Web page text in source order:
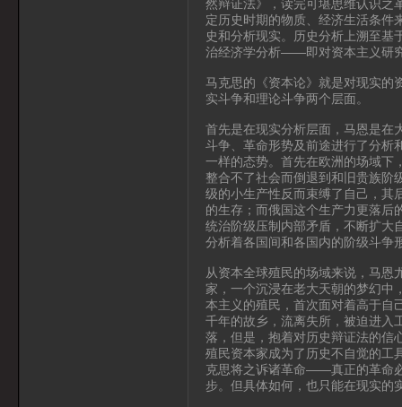
然辩证法》，读完可堪思维认识之
定历史时期的物质、经济生活条件
史和分析现实。历史分析上溯至基
治经济学分析——即对资本主义研
马克思的《资本论》就是对现实的
实斗争和理论斗争两个层面。
首先是在现实分析层面，马恩是在
斗争、革命形势及前途进行了分析
一样的态势。首先在欧洲的场域下
整合不了社会而倒退到和旧贵族阶
级的小生产性反而束缚了自己，其
的生存；而俄国这个生产力更落后
统治阶级压制内部矛盾，不断扩大
分析着各国间和各国内的阶级斗争
从资本全球殖民的场域来说，马恩
家，一个沉浸在老大天朝的梦幻中
本主义的殖民，首次面对着高于自
千年的故乡，流离失所，被迫进入
落，但是，抱着对历史辩证法的信
殖民资本家成为了历史不自觉的工
克思将之诉诸革命——真正的革命
步。但具体如何，也只能在现实的